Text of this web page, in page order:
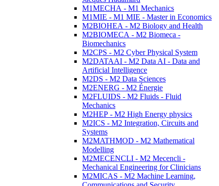
M1MECHA - M1 Mechanics
M1MIE - M1 MIE - Master in Economics
M2BIOHEA - M2 Biology and Health
M2BIOMECA - M2 Biomeca -
Biomechanics
M2CPS - M2 Cyber Physical System
M2DATAAI - M2 Data AI - Data and
Artificial Intelligence
M2DS - M2 Data Sciences
M2ENERG - M2 Énergie
M2FLUIDS - M2 Fluids - Fluid
Mechanics
M2HEP - M2 High Energy physics
M2ICS - M2 Integration, Circuits and
Systems
M2MATHMOD - M2 Mathematical
Modelling
M2MECENCLI - M2 Mecencli -
Mechanical Engineering for Clinicians
M2MICAS - M2 Machine Learning,